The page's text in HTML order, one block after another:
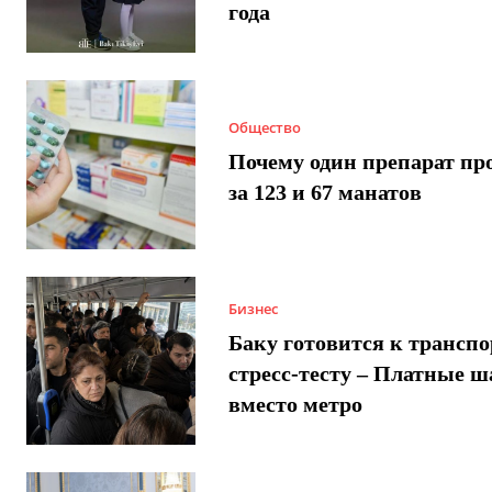
года
Общество
Почему один препарат
за 123 и 67 манатов
Бизнес
Баку готовится к
стресс-тесту – Платные
вместо метро